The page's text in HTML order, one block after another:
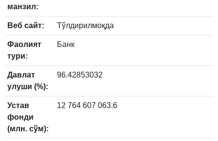
манзил:
Веб сайт: Тўлдирилмоқда
Фаолият
тури:
Банк
Давлат
улуши (%):
96.42853032
Устав
фонди
(млн. сўм):
12 764 607 063.6